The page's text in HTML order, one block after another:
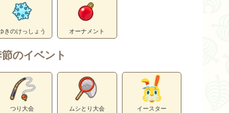
きのけっしょう オーナメント
のイベント
つり大会 ムシとり大会 イースター